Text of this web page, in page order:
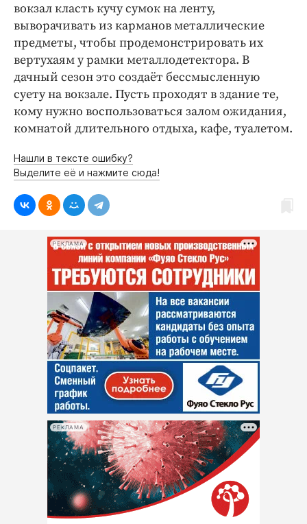
вокзал класть кучу сумок на ленту,
выворачивать из карманов металлические
предметы, чтобы продемонстрировать их
вертухаям у рамки металлодетектора. В
дачный сезон это создаёт бессмысленную
суету на вокзале. Пусть проходят в здание те,
кому нужно воспользоваться залом ожидания,
комнатой длительного отдыха, кафе, туалетом.
Нашли в тексте ошибку?
Выделите её и нажмите сюда!
РЕКЛАМА
РЕКЛАМА